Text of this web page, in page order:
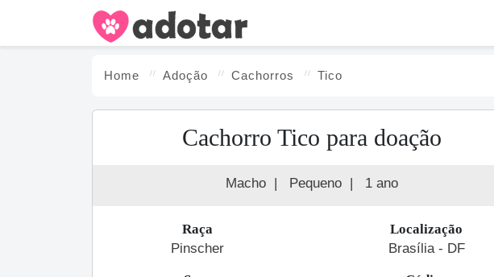
Home Adoção Cachorros Tico
Cachorro Tico para doação
Macho | Pequeno | 1 ano
Raça
Pinscher
Localização
Brasília - DF